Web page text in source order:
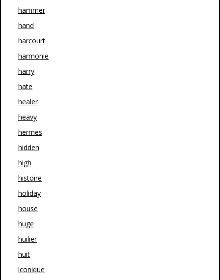
hammer
hand
harcourt
harmonie
harry
hate
healer
heavy
hermes
hidden
high
histoire
holiday
house
huge
huilier
huit
iconique